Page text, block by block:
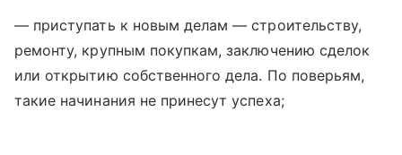
— приступать к новым делам — строительству,
ремонту, крупным покупкам, заключению сделок
или открытию собственного дела. По поверьям,
такие начинания не принесут успеха;